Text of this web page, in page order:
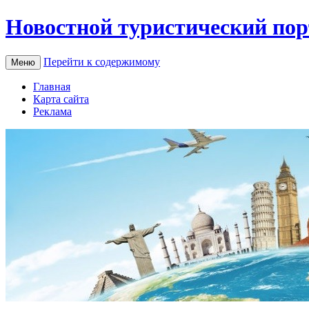
Новостной туристический
Меню Перейти к содержимому
Главная
Карта сайта
Реклама